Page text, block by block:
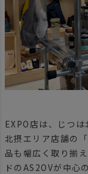
EXPO店は、じつ
北摂エリア店舗の
品も幅広く取り揃
ドのAS2OVが中心